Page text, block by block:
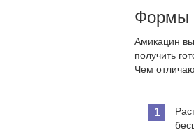
Формы
Амикацин
получить
Чем